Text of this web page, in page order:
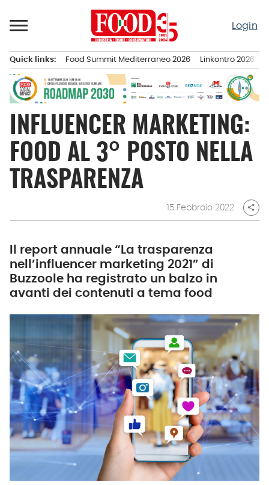
al
Login
principale
Quick links: Food Summit Mediterraneo 2026 Linkontro 2026
INFLUENCER MARKETING:
FOOD AL 3° POSTO NELLA
TRASPARENZA
15 Febbraio 2022 share
Il report annuale “La trasparenza
nell’influencer marketing 2021” di
Buzzoole ha registrato un balzo in
avanti dei contenuti a tema food